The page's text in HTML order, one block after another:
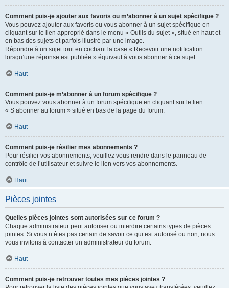
Comment puis-je ajouter aux favoris ou m’abonner à un sujet spécifique ?
Vous pouvez ajouter aux favoris ou vous abonner à un sujet spécifique en
cliquant sur le lien approprié dans le menu « Outils du sujet », situé en haut et
en bas des sujets et parfois illustré par une image.
Répondre à un sujet tout en cochant la case « Recevoir une notification
lorsqu’une réponse est publiée » équivaut à vous abonner à ce sujet.
Haut
Comment puis-je m’abonner à un forum spécifique ?
Vous pouvez vous abonner à un forum spécifique en cliquant sur le lien
« S’abonner au forum » situé en bas de la page du forum.
Haut
Comment puis-je résilier mes abonnements ?
Pour résilier vos abonnements, veuillez vous rendre dans le panneau de
contrôle de l’utilisateur et suivre le lien vers vos abonnements.
Haut
Pièces jointes
Quelles pièces jointes sont autorisées sur ce forum ?
Chaque administrateur peut autoriser ou interdire certains types de pièces
jointes. Si vous n’êtes pas certain de savoir ce qui est autorisé ou non, nous
vous invitons à contacter un administrateur du forum.
Haut
Comment puis-je retrouver toutes mes pièces jointes ?